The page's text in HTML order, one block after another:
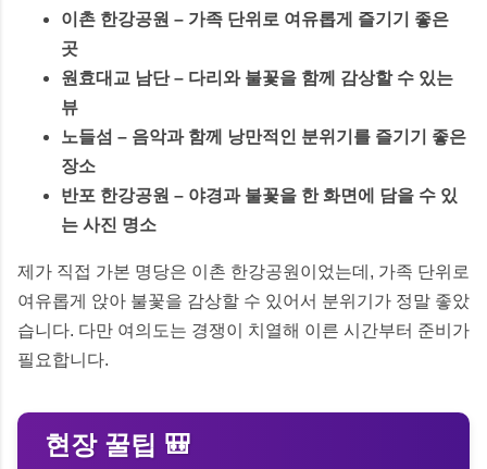
이촌 한강공원 – 가족 단위로 여유롭게 즐기기 좋은
곳
원효대교 남단– 다리와 불꽃을 함께 감상할 수 있는
뷰
노들섬 – 음악과 함께 낭만적인 분위기를 즐기기 좋은
장소
반포 한강공원 – 야경과 불꽃을 한 화면에 담을 수 있
는 사진 명소
제가 직접 가본 명당은 이촌 한강공원이었는데, 가족 단위로
여유롭게 앉아 불꽃을 감상할 수 있어서 분위기가 정말 좋았
습니다. 다만 여의도는 경쟁이 치열해 이른 시간부터 준비가
필요합니다.
현장 꿀팁 🎒